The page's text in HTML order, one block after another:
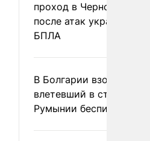
проход в Черное море
после атак украинских
БПЛА
В Болгарии взорвался
влетевший в страну из
Румынии беспилотник